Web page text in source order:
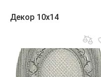
Декор 10x14